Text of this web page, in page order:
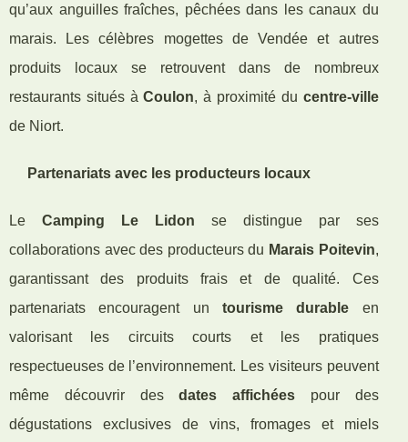
qu’aux anguilles fraîches, pêchées dans les canaux du
marais. Les célèbres mogettes de Vendée et autres
produits locaux se retrouvent dans de nombreux
restaurants situés àCoulon, à proximité du centre-ville
de Niort.
Partenariats avec les producteurs locaux
Le Camping Le Lidon se distingue par ses
collaborations avec des producteurs du Marais Poitevin,
garantissant des produits frais et de qualité. Ces
partenariats encouragent un tourisme durable en
valorisant les circuits courts et les pratiques
respectueuses de l’environnement. Les visiteurs peuvent
même découvrir desdates affichées pour des
dégustations exclusives de vins, fromages et miels